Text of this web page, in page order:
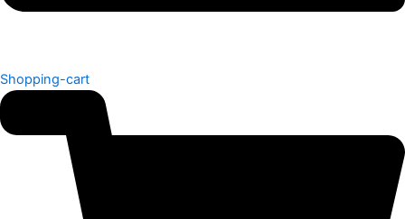
Shopping-cart